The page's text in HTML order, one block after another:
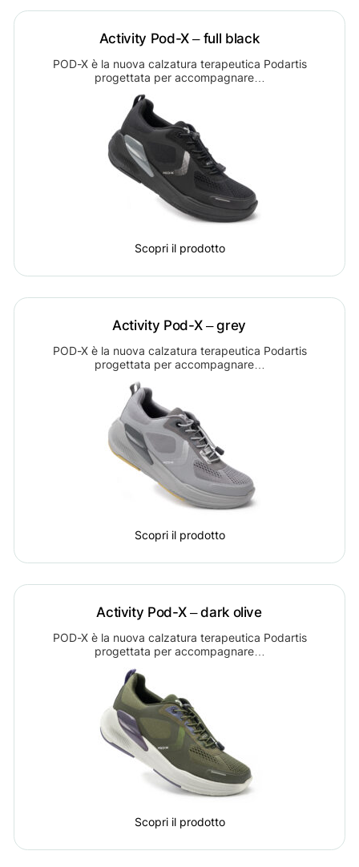
Activity Pod-X – full black
POD-X è la nuova calzatura terapeutica Podartis
progettata per accompagnare…
Scopri il prodotto
Activity Pod-X – grey
POD-X è la nuova calzatura terapeutica Podartis
progettata per accompagnare…
Scopri il prodotto
Activity Pod-X – dark olive
POD-X è la nuova calzatura terapeutica Podartis
progettata per accompagnare…
Scopri il prodotto